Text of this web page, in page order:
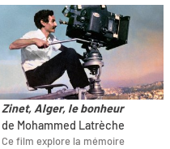
Zinet, Alger, le bonheur
de Mohammed Latrèche
Ce film explore la mémoire